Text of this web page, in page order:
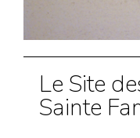
Le Site
Sainte